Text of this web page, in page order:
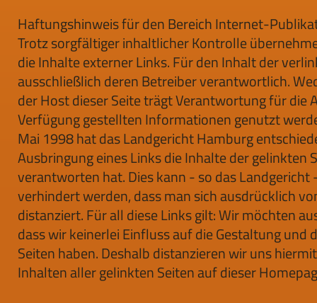
Haftungshinweis für den Bereich Internet-
Trotz sorgfältiger inhaltlicher Kontrolle
die Inhalte externer Links. Für den Inhalt der
ausschließlich deren Betreiber verantwortlich.
der Host dieser Seite trägt Verantwortung für die
Verfügung gestellten Informationen genutzt
Mai 1998 hat das Landgericht Hamburg
Ausbringung eines Links die Inhalte der gelinkten
verantworten hat. Dies kann - so das Landgericht
verhindert werden, dass man sich ausdrücklich
distanziert. Für all diese Links gilt: Wir möchten
dass wir keinerlei Einfluss auf die Gestaltung und
Seiten haben. Deshalb distanzieren wir uns
Inhalten aller gelinkten Seiten auf dieser